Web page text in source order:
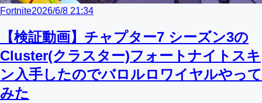
Fortnite2026/6/8 21:34
【検証動画】チャプター7 シーズン3の
Cluster(クラスター)フォートナイトスキ
ン入手したのでバロルロワイヤルやって
みた